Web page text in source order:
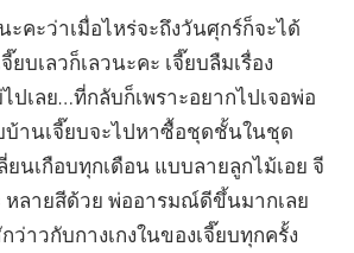
ะคะว่าเมื่อไหร่จะถึงวันศุกร์ก็จะได้
ยบเลวก็เลวนะคะ เจี๊ยบลืมเรื่อง
ปเลย…ที่กลับก็เพราะอยากไปเจอพ่อ
บ้านเจี๊ยบจะไปหาซื้อชุดชั้นในชุด
ยนเกือบทุกเดือน แบบลายลูกไม้เอย จี
หลายสีด้วย พ่ออารมณ์ดีขึ้นมากเลย
าวกับกางเกงในของเจี๊ยบทุกครั้ง